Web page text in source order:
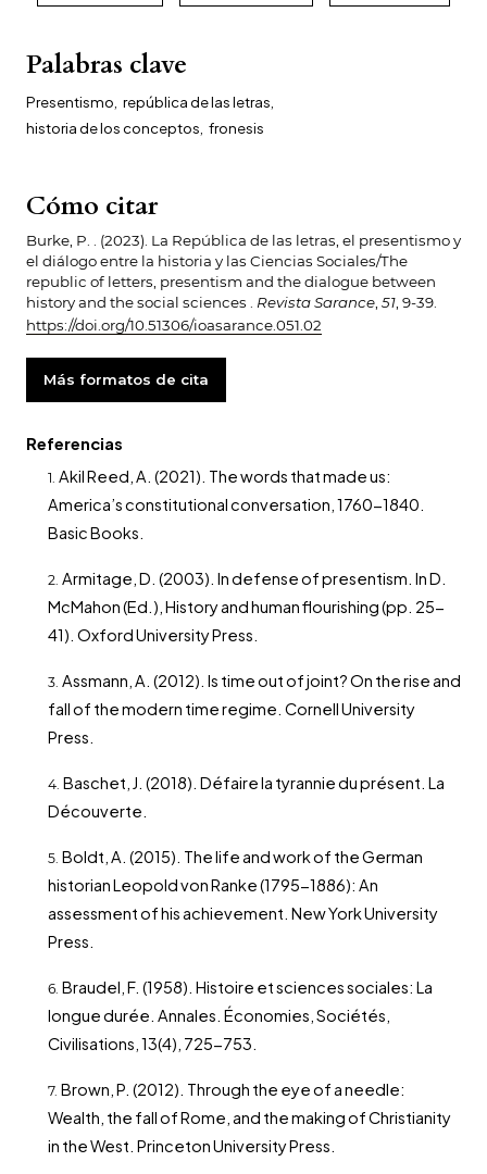
Palabras clave
Presentismo república de las letras
historia de los conceptos fronesis
Cómo citar
Burke, P. . (2023). La República de las letras, el presentismo y
el diálogo entre la historia y las Ciencias Sociales/The
republic of letters, presentism and the dialogue between
history and the social sciences . Revista Sarance 51 , 9-39.
https://doi.org/10.51306/ioasarance.051.02
Más formatos de cita
Referencias
Akil Reed, A. (2021). The words that made us:
America’s constitutional conversation, 1760-1840.
Basic Books.
Armitage, D. (2003). In defense of presentism. In D.
McMahon (Ed.), History and human flourishing (pp. 25-
41). Oxford University Press.
Assmann, A. (2012). Is time out of joint? On the rise and
fall of the modern time regime. Cornell University
Press.
Baschet, J. (2018). Défaire la tyrannie du présent. La
Découverte.
Boldt, A. (2015). The life and work of the German
historian Leopold von Ranke (1795-1886): An
assessment of his achievement. New York University
Press.
Braudel, F. (1958). Histoire et sciences sociales: La
longue durée. Annales. Économies, Sociétés,
Civilisations, 13(4), 725-753.
Brown, P. (2012). Through the eye of a needle:
Wealth, the fall of Rome, and the making of Christianity
in the West. Princeton University Press.